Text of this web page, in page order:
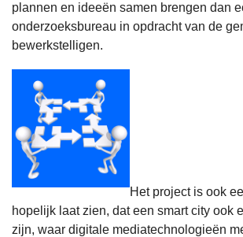
plannen en ideeën samen brengen dan
onderzoeksbureau in opdracht van de
bewerkstelligen.
Het project is ook
hopelijk laat zien, dat een smart city ook
zijn, waar digitale mediatechnologieën